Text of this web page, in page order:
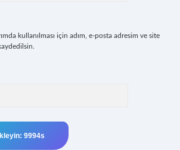
kullanılması için adım, e-posta adresim ve site